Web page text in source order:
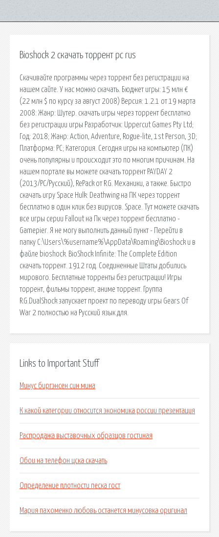
Bioshock 2 скачать торрент pc rus
Скачивайте программы через торрент без регистрации на
нашем сайте. У нас можно скачать. Бюджет игры: 15 млн €
(22 млн $ по курсу за август 2008) Версия: 1.2.1 от 19 марта
2008: Жанр: Шутер. скачать игры через торрент бесплатно
без регистрации игры Разработчик: Uppercut Games Pty Ltd;
Год: 2018; Жанр: Action, Adventure, Rogue-lite, 1st Person, 3D;
Платформа: PC; Категория. Сегодня игры на компьютер (ПК)
очень популярны и происходит это по многим причинам. На
нашем портале вы можете скачать торрент PAYDAY 2
(2013/PC/Русский), RePack от R.G. Механики, а также. Быстро
скачать игру Space Hulk: Deathwing на ПК через торрент
бесплатно в один клик без вирусов. Space. Тут можете скачать
все игры серии Fallout на Пк через торрент бесплатно -
Gamepier. Я не могу выполнить данный пункт - Перейти в
папку C:\Users\%username%\AppData\Roaming\Bioshock и в
файле bioshock. BioShock Infinite: The Complete Edition
скачать торрент. 1912 год. Соединенные Штаты добились
мирового. Бесплатные торренты без регистрации! Игры
торрент, фильмы торрент, аниме торрент. Группа
R.G.DualShock запускает проект по переводу игры Gears Of
War 2 полностью на Русский язык для.
Links to Important Stuff
Минус биргэнсен син мина
К какой категории относится экономика россии презентация
Распродажа выставочных образцов гостиная
Обои на телефон цска скачать
Определение плотности песка гост
Мария пахоменко любовь останется минусовка оригинал